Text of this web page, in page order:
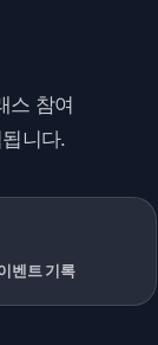
스 참여
니다.
벤트 기록